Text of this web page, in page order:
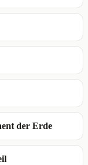
der Erde